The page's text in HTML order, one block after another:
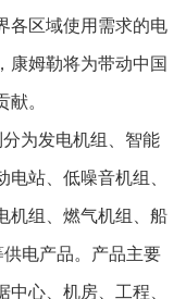
各区域使用需求的电
康姆勒将为带动中国
。
为发电机组、智能
站、低噪音机组、
机组、燃气机组、船
电产品。产品主要
心、机房、工程、